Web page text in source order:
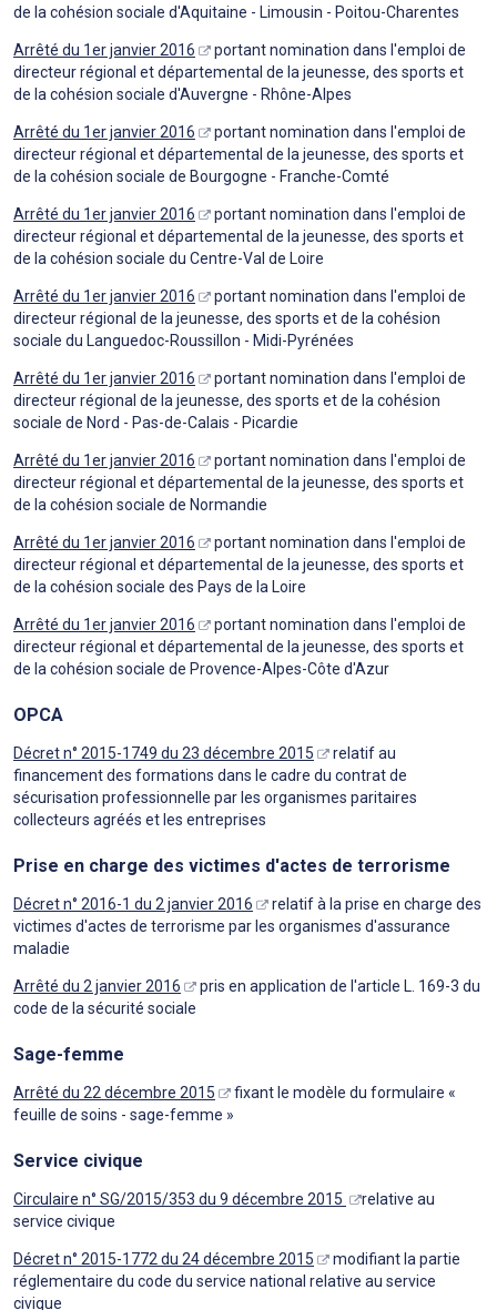
de la cohésion sociale d'Aquitaine - Limousin - Poitou-Charentes
Arrêté du 1er janvier 2016
portant nomination dans l'emploi de
directeur régional et départemental de la jeunesse, des sports et
de la cohésion sociale d'Auvergne - Rhône-Alpes
Arrêté du 1er janvier 2016
portant nomination dans l'emploi de
directeur régional et départemental de la jeunesse, des sports et
de la cohésion sociale de Bourgogne - Franche-Comté
Arrêté du 1er janvier 2016
portant nomination dans l'emploi de
directeur régional et départemental de la jeunesse, des sports et
de la cohésion sociale du Centre-Val de Loire
Arrêté du 1er janvier 2016
portant nomination dans l'emploi de
directeur régional de la jeunesse, des sports et de la cohésion
sociale du Languedoc-Roussillon - Midi-Pyrénées
Arrêté du 1er janvier 2016
portant nomination dans l'emploi de
directeur régional de la jeunesse, des sports et de la cohésion
sociale de Nord - Pas-de-Calais - Picardie
Arrêté du 1er janvier 2016
portant nomination dans l'emploi de
directeur régional et départemental de la jeunesse, des sports et
de la cohésion sociale de Normandie
Arrêté du 1er janvier 2016
portant nomination dans l'emploi de
directeur régional et départemental de la jeunesse, des sports et
de la cohésion sociale des Pays de la Loire
Arrêté du 1er janvier 2016
portant nomination dans l'emploi de
directeur régional et départemental de la jeunesse, des sports et
de la cohésion sociale de Provence-Alpes-Côte d'Azur
OPCA
Décret n° 2015-1749 du 23 décembre 2015
relatif au
financement des formations dans le cadre du contrat de
sécurisation professionnelle par les organismes paritaires
collecteurs agréés et les entreprises
Prise en charge des victimes d'actes de terrorisme
Décret n° 2016-1 du 2 janvier 2016
relatif à la prise en charge des
victimes d'actes de terrorisme par les organismes d'assurance
maladie
Arrêté du 2 janvier 2016
pris en application de l'article L. 169-3 du
code de la sécurité sociale
Sage-femme
Arrêté du 22 décembre 2015
fixant le modèle du formulaire «
feuille de soins - sage-femme »
Service civique
Circulaire n° SG/2015/353 du 9 décembre 2015
relative au
service civique
Décret n° 2015-1772 du 24 décembre 2015
modifiant la partie
réglementaire du code du service national relative au service
civique